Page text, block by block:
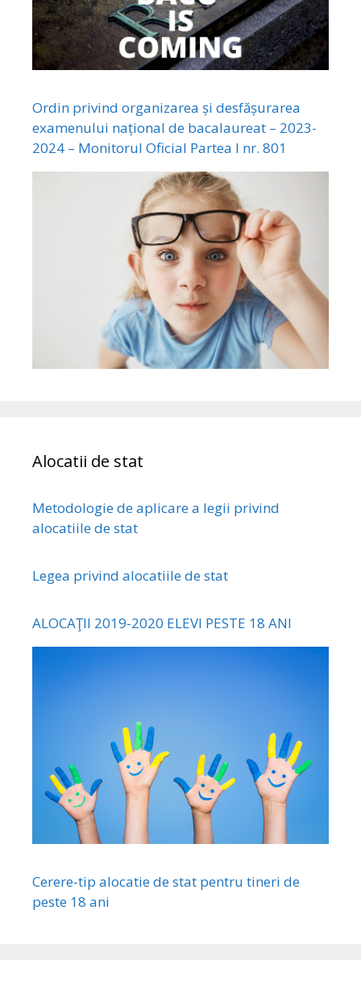
Ordin privind organizarea și desfășurarea
examenului național de bacalaureat – 2023-
2024 – Monitorul Oficial Partea I nr. 801
Alocatii de stat
Metodologie de aplicare a legii privind
alocatiile de stat
Legea privind alocatiile de stat
ALOCAŢII 2019-2020 ELEVI PESTE 18 ANI
Cerere-tip alocatie de stat pentru tineri de
peste 18 ani